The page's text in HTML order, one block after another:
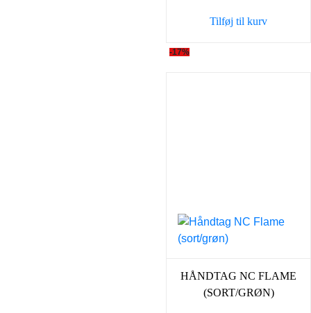
98,00 kr..
Tilføj til kurv
-17%
HÅNDTAG NC FLAME
(SORT/GRØN)